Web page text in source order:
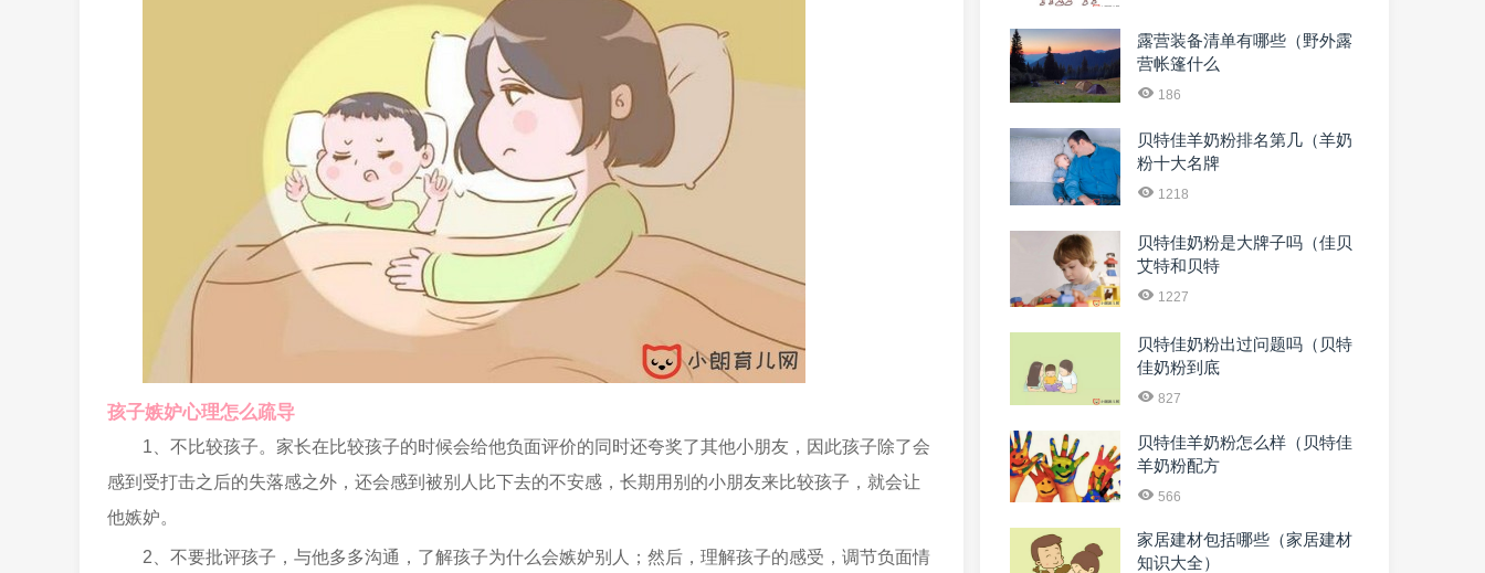
孩子嫉妒心理怎么疏导
1、不比较孩子。家长在比较孩子的时候会给他负面评价的同时还夸奖了其他小朋友，因此孩子除了会
感到受打击之后的失落感之外，还会感到被别人比下去的不安感，长期用别的小朋友来比较孩子，就会让
他嫉妒。
2、不要批评孩子，与他多多沟通，了解孩子为什么会嫉妒别人；然后，理解孩子的感受，调节负面情
露营装备清单有哪些（野外露
营帐篷什么
186
贝特佳羊奶粉排名第几（羊奶
粉十大名牌
1218
贝特佳奶粉是大牌子吗（佳贝
艾特和贝特
1227
贝特佳奶粉出过问题吗（贝特
佳奶粉到底
827
贝特佳羊奶粉怎么样（贝特佳
羊奶粉配方
566
家居建材包括哪些（家居建材
知识大全）